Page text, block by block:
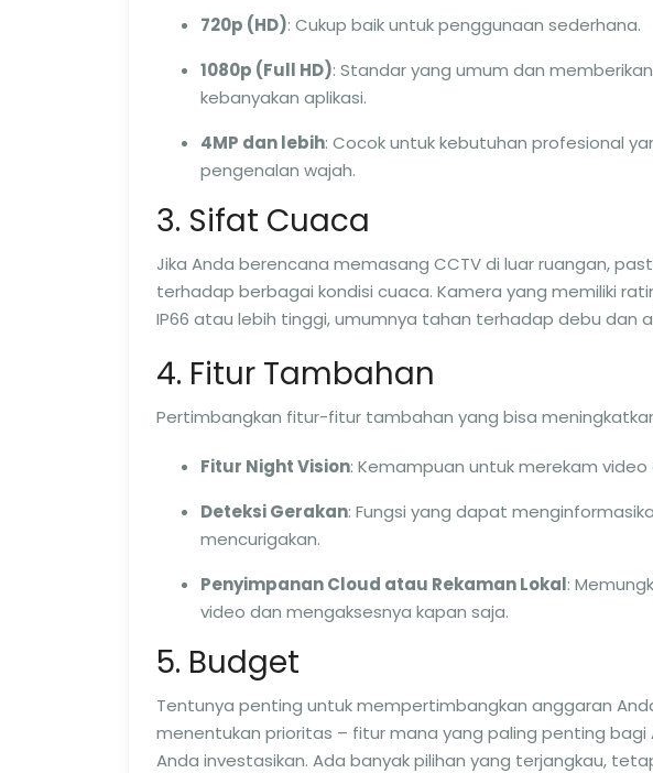
720p (HD): Cukup baik untuk penggunaan sederhana.
1080p (Full HD): Standar yang umum dan
kebanyakan aplikasi.
4MP dan lebih: Cocok untuk kebutuhan profesional
pengenalan wajah.
3. Sifat Cuaca
Jika Anda berencana memasang CCTV di luar ruangan,
terhadap berbagai kondisi cuaca. Kamera yang memiliki
IP66 atau lebih tinggi, umumnya tahan terhadap debu dan
4. Fitur Tambahan
Pertimbangkan fitur-fitur tambahan yang bisa
Fitur Night Vision: Kemampuan untuk merekam
Deteksi Gerakan: Fungsi yang dapat
mencurigakan.
Penyimpanan Cloud atau Rekaman Lokal:
video dan mengaksesnya kapan saja.
5. Budget
Tentunya penting untuk mempertimbangkan anggaran
menentukan prioritas – fitur mana yang paling penting
Anda investasikan. Ada banyak pilihan yang terjangkau,